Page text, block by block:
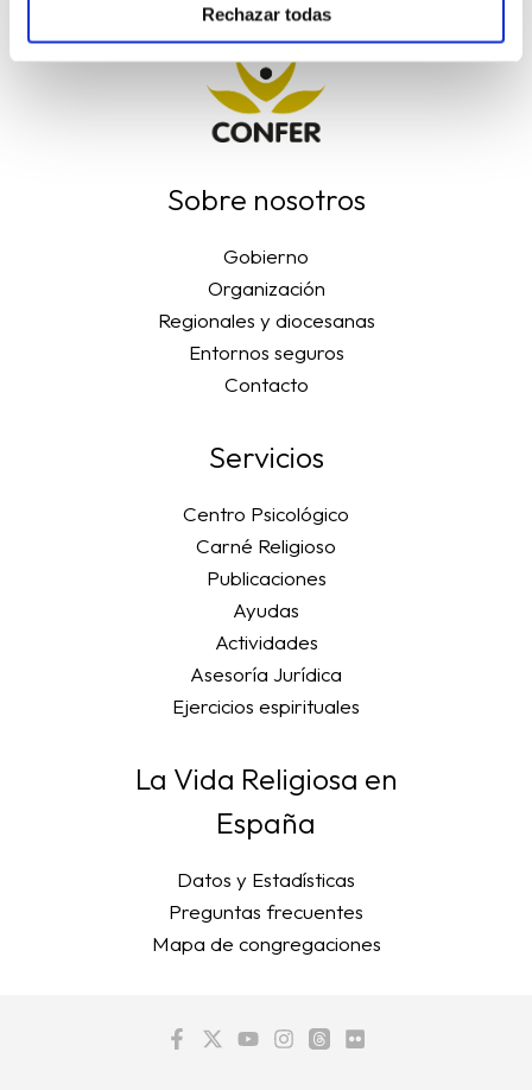
Rechazar todas
Sobre nosotros
Gobierno
Organización
Regionales y diocesanas
Entornos seguros
Contacto
Servicios
Centro Psicológico
Carné Religioso
Publicaciones
Ayudas
Actividades
Asesoría Jurídica
Ejercicios espirituales
La Vida Religiosa en
España
Datos y Estadísticas
Preguntas frecuentes
Mapa de congregaciones